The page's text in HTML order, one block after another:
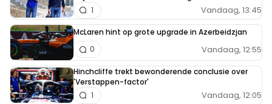
Vandaag, 13:45
1
McLaren hint op grote upgrade in Azerbeidzjan
Vandaag, 12:55
0
Hinchcliffe trekt bewonderende conclusie over
'Verstappen-factor'
Vandaag, 12:05
1